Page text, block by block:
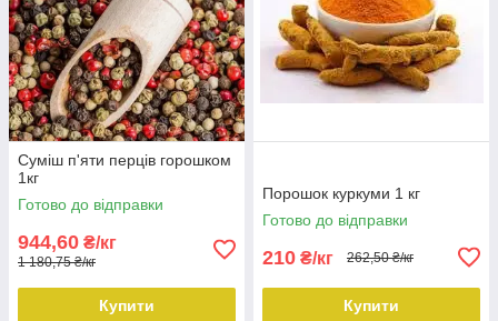
Суміш п'яти перців горошком
1кг
Готово до відправки
944,60 ₴/кг
1 180,75 ₴/кг
Купити
Порошок куркуми 1 кг
Готово до відправки
210 ₴/кг 262,50 ₴/кг
Купити